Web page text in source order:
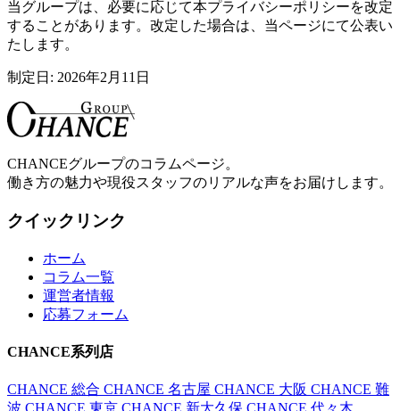
当グループは、必要に応じて本プライバシーポリシーを改定
することがあります。改定した場合は、当ページにて公表い
たします。
制定日: 2026年2月11日
CHANCEグループのコラムページ。
働き方の魅力や現役スタッフのリアルな声をお届けします。
クイックリンク
ホーム
コラム一覧
運営者情報
応募フォーム
CHANCE系列店
CHANCE 総合 CHANCE 名古屋 CHANCE 大阪 CHANCE 難